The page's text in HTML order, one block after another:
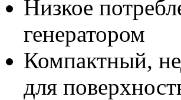
Низкое
генератором
Компактный,
для